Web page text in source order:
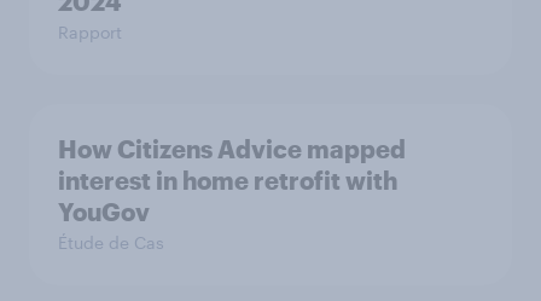
Rapport
How Citizens Advice mapped
interest in home retrofit with
YouGov
Étude de Cas